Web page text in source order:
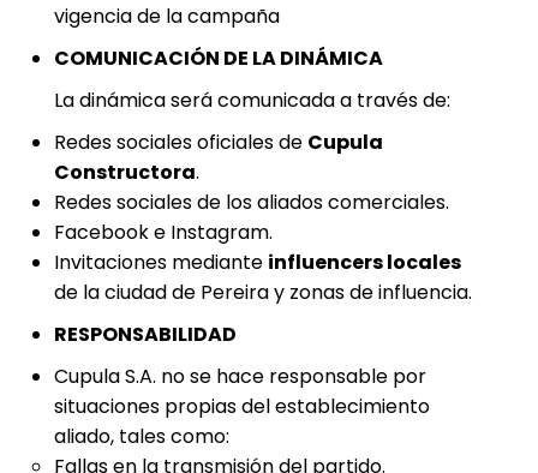
vigencia de la campaña
COMUNICACIÓN DE LA DINÁMICA
La dinámica será comunicada a través de:
Redes sociales oficiales de Cupula
Constructora.
Redes sociales de los aliados comerciales.
Facebook e Instagram.
Invitaciones mediante influencers locales
de la ciudad de Pereira y zonas de influencia.
RESPONSABILIDAD
Cupula S.A. no se hace responsable por
situaciones propias del establecimiento
aliado, tales como:
Fallas en la transmisión del partido.